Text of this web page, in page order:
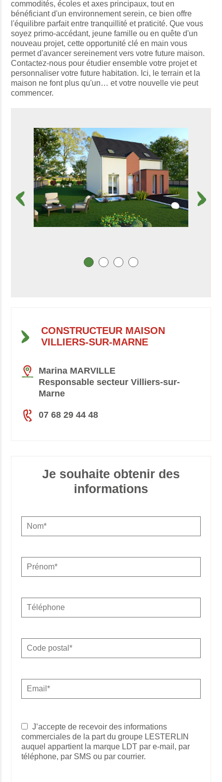
commodités, écoles et axes principaux, tout en
bénéficiant d'un environnement serein, ce bien offre
l'équilibre parfait entre tranquillité et praticité. Que vous
soyez primo-accédant, jeune famille ou en quête d'un
nouveau projet, cette opportunité clé en main vous
permet d'avancer sereinement vers votre future maison.
Contactez-nous pour étudier ensemble votre projet et
personnaliser votre future habitation. Ici, le terrain et la
maison ne font plus qu'un… et votre nouvelle vie peut
commencer.
CONSTRUCTEUR MAISON
VILLIERS-SUR-MARNE
Marina MARVILLE
Responsable secteur Villiers-sur-
Marne
07 68 29 44 48
Je souhaite obtenir des
informations
J’accepte de recevoir des informations
commerciales de la part du groupe LESTERLIN
auquel appartient la marque LDT par e-mail, par
téléphone, par SMS ou par courrier.